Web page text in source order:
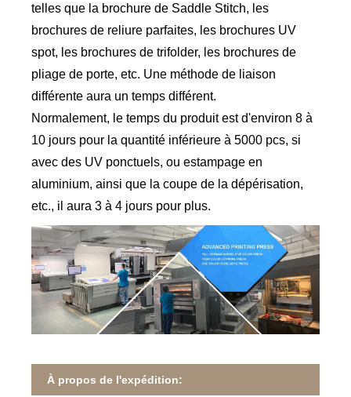
telles que la brochure de Saddle Stitch, les
brochures de reliure parfaites, les brochures UV
spot, les brochures de trifolder, les brochures de
pliage de porte, etc. Une méthode de liaison
différente aura un temps différent.
Normalement, le temps du produit est d'environ 8 à
10 jours pour la quantité inférieure à 5000 pcs, si
avec des UV ponctuels, ou estampage en
aluminium, ainsi que la coupe de la dépérisation,
etc., il aura 3 à 4 jours pour plus.
À propos de l'expédition: